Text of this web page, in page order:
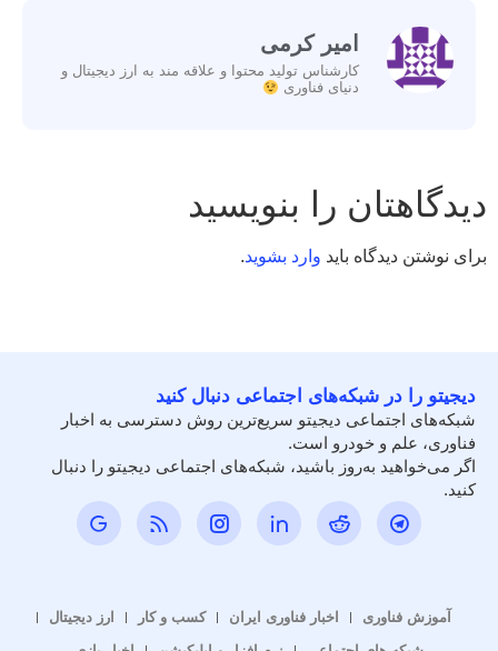
امیر کرمی
کارشناس تولید محتوا و علاقه مند به ارز دیجیتال و
دنیای فناوری
دیدگاهتان را بنویسید
برای نوشتن دیدگاه باید وارد بشوید.
دیجیتو را در شبکه‌های اجتماعی دنبال کنید
شبکه‌های اجتماعی دیجیتو سریع‌ترین روش دسترسی به اخبار
فناوری، علم و خودرو است.
اگر می‌خواهید به‌روز باشید، شبکه‌های اجتماعی دیجیتو را دنبال
کنید.
آموزش فناوری اخبار فناوری ایران کسب و کار
ارز دیجیتال